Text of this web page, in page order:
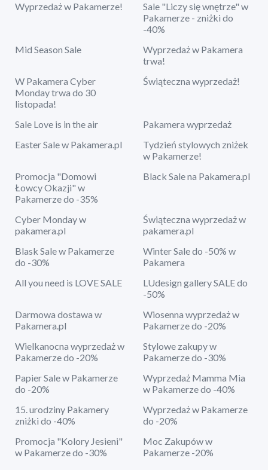
Wyprzedaż w Pakamerze!
Sale "Liczy się wnętrze" w
Pakamerze - zniżki do
-40%
Mid Season Sale
Wyprzedaż w Pakamera
trwa!
W Pakamera Cyber
Monday trwa do 30
listopada!
Świąteczna wyprzedaż!
Sale Love is in the air
Pakamera wyprzedaż
Easter Sale w Pakamera.pl
Tydzień stylowych zniżek
w Pakamerze!
Promocja "Domowi
Łowcy Okazji" w
Pakamerze do -35%
Black Sale na Pakamera.pl
Cyber Monday w
pakamera.pl
Świąteczna wyprzedaż w
pakamera.pl
Blask Sale w Pakamerze
do -30%
Winter Sale do -50% w
Pakamera
All you need is LOVE SALE
LUdesign gallery SALE do
-50%
Darmowa dostawa w
Pakamera.pl
Wiosenna wyprzedaż w
Pakamerze do -20%
Wielkanocna wyprzedaż w
Pakamerze do -20%
Stylowe zakupy w
Pakamerze do -30%
Papier Sale w Pakamerze
do -20%
Wyprzedaż Mamma Mia
w Pakamerze do -40%
15. urodziny Pakamery
zniżki do -40%
Wyprzedaż w Pakamerze
do -20%
Promocja "Kolory Jesieni"
w Pakamerze do -30%
Moc Zakupów w
Pakamerze -20%